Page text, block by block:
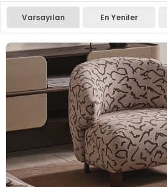
Varsayılan En Yeniler